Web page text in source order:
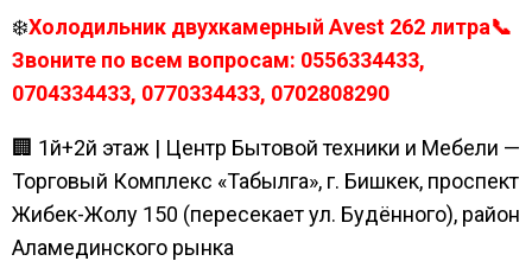
❄️Холодильник двухкамерный Avest 262 литра📞
Звоните по всем вопросам: 0556334433,
0704334433, 0770334433, 0702808290
🏢 1й+2й этаж | Центр Бытовой техники и Мебели —
Торговый Комплекс «Табылга», г. Бишкек, проспект
Жибек-Жолу 150 (пересекает ул. Будённого), район
Аламединского рынка